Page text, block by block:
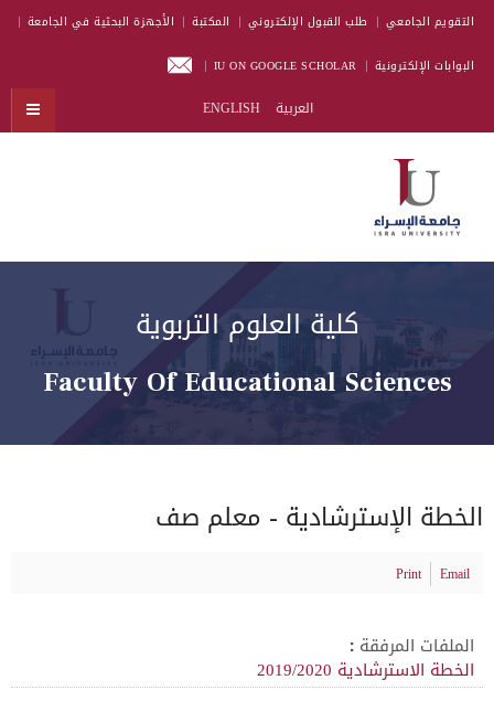
التقويم الجامعي طلب القبول الإلكتروني المكتبة الأجهزة البحثية في الجامعة
البوابات الإلكترونية IU ON GOOGLE SCHOLAR
العربية ENGLISH
كلية العلوم التربوية
Faculty Of Educational Sciences
الخطة الإسترشادية - معلم صف
Print Email
الملفات المرفقة :
الخطة الاسترشادية 2019/2020